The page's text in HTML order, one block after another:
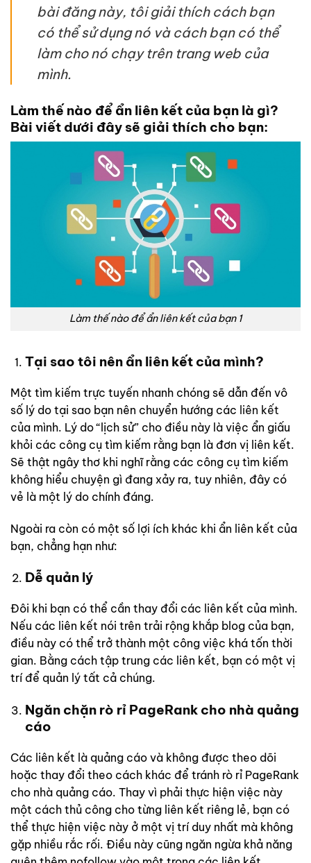
bài đăng này, tôi giải thích cách bạn
có thể sử dụng nó và cách bạn có thể
làm cho nó chạy trên trang web của
mình.
Làm thế nào để ẩn liên kết của bạn là gì?
Bài viết dưới đây sẽ giải thích cho bạn:
Làm thế nào để ẩn liên kết của bạn 1
Tại sao tôi nên ẩn liên kết của mình?
Một tìm kiếm trực tuyến nhanh chóng sẽ dẫn đến vô
số lý do tại sao bạn nên chuyển hướng các liên kết
của mình. Lý do “lịch sử” cho điều này là việc ẩn giấu
khỏi các công cụ tìm kiếm rằng bạn là đơn vị liên kết.
Sẽ thật ngây thơ khi nghĩ rằng các công cụ tìm kiếm
không hiểu chuyện gì đang xảy ra, tuy nhiên, đây có
vẻ là một lý do chính đáng.
Ngoài ra còn có một số lợi ích khác khi ẩn liên kết của
bạn, chẳng hạn như:
Dễ quản lý
Đôi khi bạn có thể cần thay đổi các liên kết của mình.
Nếu các liên kết nói trên trải rộng khắp blog của bạn,
điều này có thể trở thành một công việc khá tốn thời
gian. Bằng cách tập trung các liên kết, bạn có một vị
trí để quản lý tất cả chúng.
Ngăn chặn rò rỉ PageRank cho nhà quảng
cáo
Các liên kết là quảng cáo và không được theo dõi
hoặc thay đổi theo cách khác để tránh rò rỉ PageRank
cho nhà quảng cáo. Thay vì phải thực hiện việc này
một cách thủ công cho từng liên kết riêng lẻ, bạn có
thể thực hiện việc này ở một vị trí duy nhất mà không
gặp nhiều rắc rối. Điều này cũng ngăn ngừa khả năng